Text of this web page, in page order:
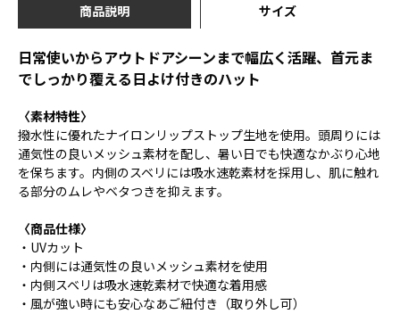
商品説明 サイズ
日常使いからアウトドアシーンまで幅広く活躍、首元ま
でしっかり覆える日よけ付きのハット
〈素材特性〉
撥水性に優れたナイロンリップストップ生地を使用。頭周りには
通気性の良いメッシュ素材を配し、暑い日でも快適なかぶり心地
を保ちます。内側のスベリには吸水速乾素材を採用し、肌に触れ
る部分のムレやベタつきを抑えます。
〈商品仕様〉
・UVカット
・内側には通気性の良いメッシュ素材を使用
・内側スベリは吸水速乾素材で快適な着用感
・風が強い時にも安心なあご紐付き（取り外し可）